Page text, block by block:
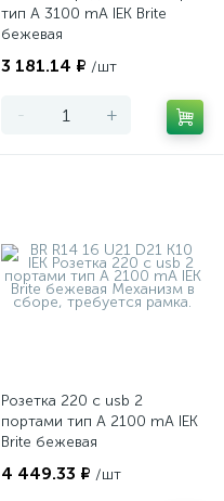
тип А 3100 mA IEK Brite
бежевая
3 181.14 ₽ /шт
- +
Розетка 220 с usb 2
портами тип А 2100 mA IEK
Brite бежевая
4 449.33 ₽ /шт